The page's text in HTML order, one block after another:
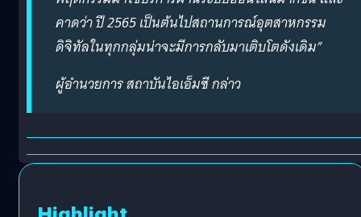
คาดว่า ปี 2565 เป็นต้นไปสถานการณ์อุตสาหกรรม
ดิจิทัลในทุกกลุ่มน่าจะมีการกลับมาเติบโตดังเดิม”
ผู้อำนวยการ สถาบันไอเอ็มซี กล่าว